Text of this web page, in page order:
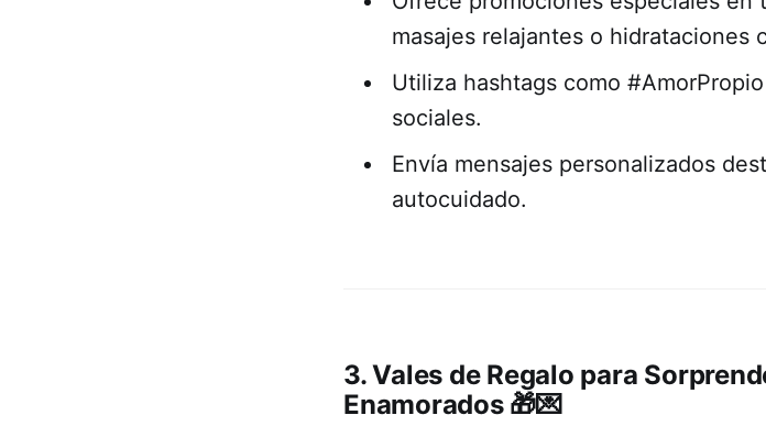
masajes relajantes o hidrataciones
Utiliza hashtags como
sociales.
Envía mensajes personalizados
autocuidado.
3. Vales de Regalo para
Enamorados🎁💌